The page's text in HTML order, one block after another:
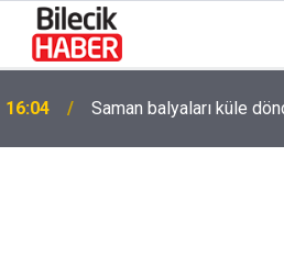
15:39 İl Genel Meclisi’nden